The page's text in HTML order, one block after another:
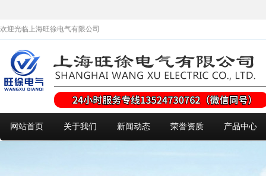
欢迎光临上海旺徐电气有限公司
网站首页 关于我们 新闻动态 荣誉资质 产品中心